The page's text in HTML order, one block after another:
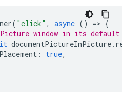
( "click" , async () => {
window in its
documentPictureInPicture.
: true,